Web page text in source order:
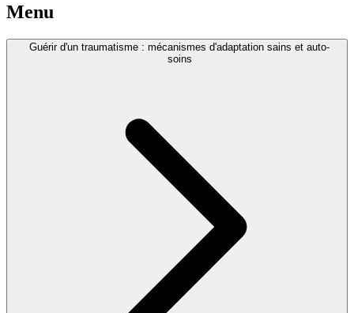
Menu
Guérir d'un traumatisme : mécanismes d'adaptation sains et auto-
soins